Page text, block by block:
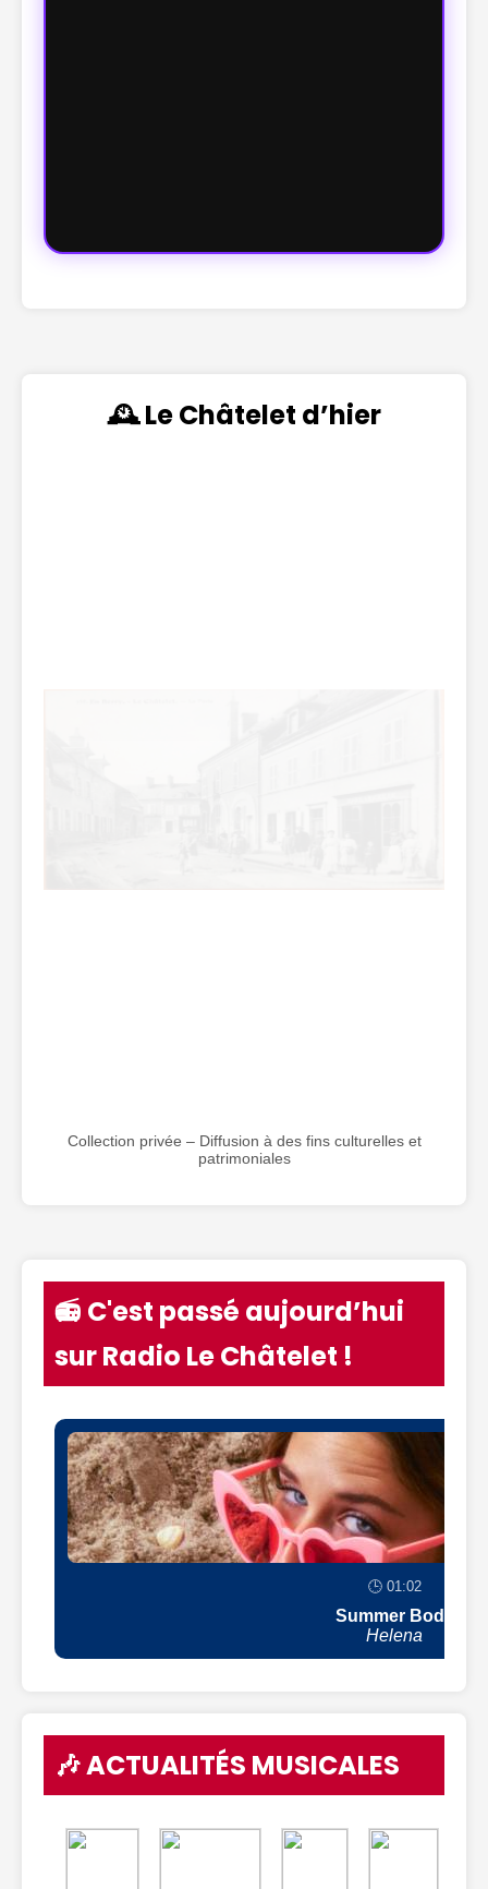
🕰️ Le Châtelet d’hier
Collection privée – Diffusion à des fins culturelles et
patrimoniales
📻 C'est passé aujourd’hui
sur Radio Le Châtelet !
🕒 01:02
Summer Body
Helena
🎶 ACTUALITÉS MUSICALES